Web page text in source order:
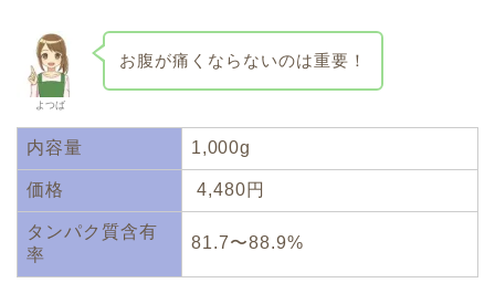
よつば
お腹が痛くならないのは重要！
内容量 1,000g
価格 4,480円
タンパク質含有
率
81.7〜88.9%